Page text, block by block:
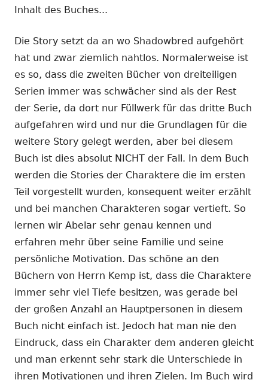
Inhalt des Buches...
Die Story setzt da an wo Shadowbred aufgehört
hat und zwar ziemlich nahtlos. Normalerweise ist
es so, dass die zweiten Bücher von dreiteiligen
Serien immer was schwächer sind als der Rest
der Serie, da dort nur Füllwerk für das dritte Buch
aufgefahren wird und nur die Grundlagen für die
weitere Story gelegt werden, aber bei diesem
Buch ist dies absolut NICHT der Fall. In dem Buch
werden die Stories der Charaktere die im ersten
Teil vorgestellt wurden, konsequent weiter erzählt
und bei manchen Charakteren sogar vertieft. So
lernen wir Abelar sehr genau kennen und
erfahren mehr über seine Familie und seine
persönliche Motivation. Das schöne an den
Büchern von Herrn Kemp ist, dass die Charaktere
immer sehr viel Tiefe besitzen, was gerade bei
der großen Anzahl an Hauptpersonen in diesem
Buch nicht einfach ist. Jedoch hat man nie den
Eindruck, dass ein Charakter dem anderen gleicht
und man erkennt sehr stark die Unterschiede in
ihren Motivationen und ihren Zielen. Im Buch wird